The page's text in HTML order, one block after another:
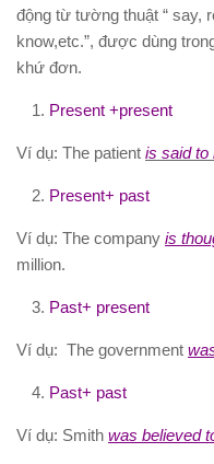
động từ tường thuật “ say,
know,etc.”, được dùng
khứ đơn.
Present +present
Ví dụ: The patient is said to
Present+ past
Ví dụ: The company is
million.
Past+ present
Ví dụ: The government
Past+ past
Ví dụ: Smith was believed